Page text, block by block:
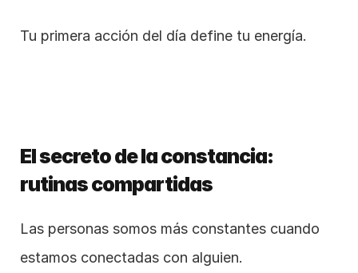
Tu primera acción del día define tu energía.
El secreto de la constancia:
rutinas compartidas
Las personas somos más constantes cuando
estamos conectadas con alguien.